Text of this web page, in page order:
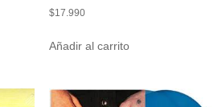
$17.990
Añadir al carrito